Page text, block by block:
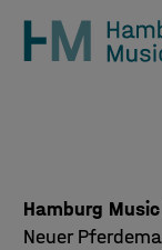
Hamburg
Neuer